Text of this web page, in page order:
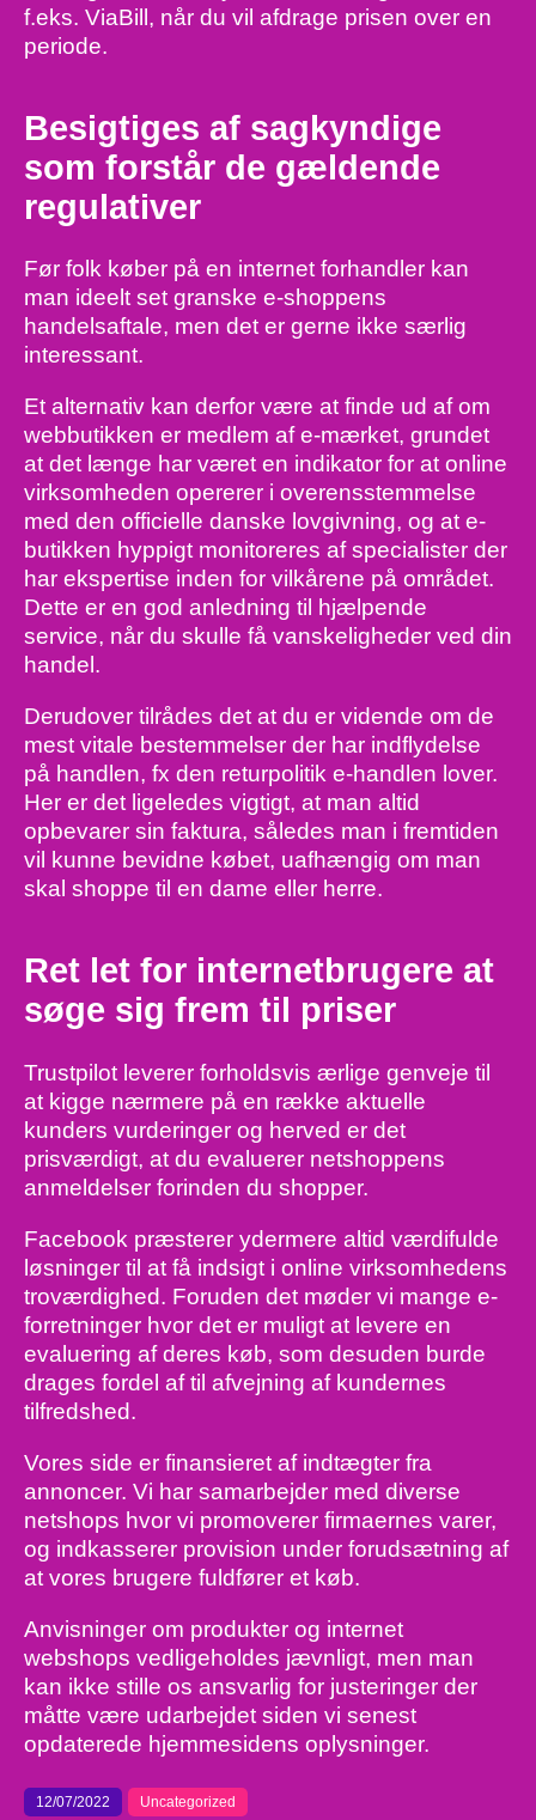
f.eks. ViaBill, når du vil afdrage prisen over en
periode.
Besigtiges af sagkyndige
som forstår de gældende
regulativer
Før folk køber på en internet forhandler kan
man ideelt set granske e-shoppens
handelsaftale, men det er gerne ikke særlig
interessant.
Et alternativ kan derfor være at finde ud af om
webbutikken er medlem af e-mærket, grundet
at det længe har været en indikator for at online
virksomheden opererer i overensstemmelse
med den officielle danske lovgivning, og at e-
butikken hyppigt monitoreres af specialister der
har ekspertise inden for vilkårene på området.
Dette er en god anledning til hjælpende
service, når du skulle få vanskeligheder ved din
handel.
Derudover tilrådes det at du er vidende om de
mest vitale bestemmelser der har indflydelse
på handlen, fx den returpolitik e-handlen lover.
Her er det ligeledes vigtigt, at man altid
opbevarer sin faktura, således man i fremtiden
vil kunne bevidne købet, uafhængig om man
skal shoppe til en dame eller herre.
Ret let for internetbrugere at
søge sig frem til priser
Trustpilot leverer forholdsvis ærlige genveje til
at kigge nærmere på en række aktuelle
kunders vurderinger og herved er det
prisværdigt, at du evaluerer netshoppens
anmeldelser forinden du shopper.
Facebook præsterer ydermere altid værdifulde
løsninger til at få indsigt i online virksomhedens
troværdighed. Foruden det møder vi mange e-
forretninger hvor det er muligt at levere en
evaluering af deres køb, som desuden burde
drages fordel af til afvejning af kundernes
tilfredshed.
Vores side er finansieret af indtægter fra
annoncer. Vi har samarbejder med diverse
netshops hvor vi promoverer firmaernes varer,
og indkasserer provision under forudsætning af
at vores brugere fuldfører et køb.
Anvisninger om produkter og internet
webshops vedligeholdes jævnligt, men man
kan ikke stille os ansvarlig for justeringer der
måtte være udarbejdet siden vi senest
opdaterede hjemmesidens oplysninger.
12/07/2022 Uncategorized